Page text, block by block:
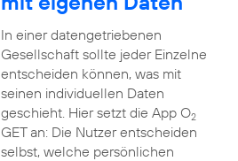
In einer datengetriebenen
Gesellschaft sollte jeder Einzelne
entscheiden können, was mit
seinen individuellen Daten
geschieht. Hier setzt die App O2
GET an: Die Nutzer entscheiden
selbst, welche persönlichen